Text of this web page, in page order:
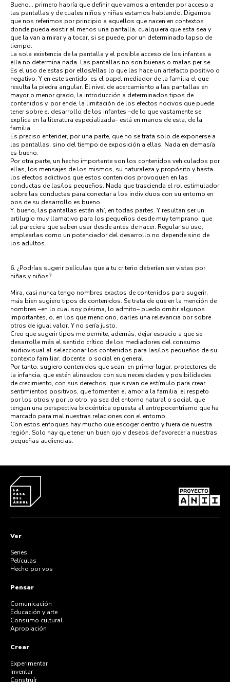
Bueno… primero habría que definir que vamos a entender por acceso a
las pantallas y de cuales niños y niñas estamos hablando. Digamos
que nos referimos por principio a aquellos que nacen en contextos
donde pueda existir al menos una pantalla, cualquiera que esta sea y
que la van a mirar y a tocar, si se puede, por un determinado lapso de
tiempo.
La sola existencia de la pantalla y el posible acceso de los infantes a
ella no determina nada. Las pantallas no son buenas o malas per se.
Es el uso de estas por ellos/ellas lo que las hace un artefacto positivo o
negativo. Y en este sentido, es el papel mediador de la familia el que
resulta la piedra angular. El nivel de acercamiento a las pantallas en
mayor o menor grado, la introducción a determinados tipos de
contenidos y, por ende, la limitación de los efectos nocivos que puede
tener sobre el desarrollo de los infantes –de lo que vastamente se
explica en la literatura especializada– está en manos de esta, de la
familia.
Es preciso entender, por una parte, que no se trata solo de exponerse a
las pantallas, sino del tiempo de exposición a ellas. Nada en demasía
es bueno.
Por otra parte, un hecho importante son los contenidos vehiculados por
ellas, los mensajes de los mismos, su naturaleza y propósito y hasta
los efectos adictivos que estos contenidos provoquen en las
conductas de las/los pequeños. Nada que trascienda el rol estimulador
sobre las conductas para conectar a los individuos con su entorno en
pos de su desarrollo es bueno.
Y, bueno, las pantallas están ahí, en todas partes. Y resultan ser un
artilugio muy llamativo para los pequeños desde muy temprano, que
tal pareciera que saben usar desde antes de nacer. Regular su uso,
emplearlas como un potenciador del desarrollo no depende sino de
los adultos.
6. ¿Podrías sugerir películas que a tu criterio deberían ser vistas por
niñas y niños?
Mira, casi nunca tengo nombres exactos de contenidos para sugerir,
más bien sugiero tipos de contenidos. Se trata de que en la mención de
nombres –en lo cual soy pésima, lo admito– puedo omitir algunos
importantes, o, en los que menciono, darles una relevancia por sobre
otros de igual valor. Y no sería justo.
Creo que sugerir tipos me permite, además, dejar espacio a que se
desarrolle más el sentido crítico de los mediadores del consumo
audiovisual al seleccionar los contenidos para las/los pequeños de su
contexto familiar, docente, o social en general.
Por tanto, sugiero contenidos que sean, en primer lugar, protectores de
la infancia, que estén alineados con sus necesidades y posibilidades
de crecimiento, con sus derechos, que sirvan de estímulo para crear
sentimientos positivos, que fomenten el amor a la familia, el respeto
por los otros y por lo otro, ya sea del entorno natural o social, que
tengan una perspectiva biocéntrica opuesta al antropocentrismo que ha
marcado para mal nuestras relaciones con el entorno.
Con estos enfoques hay mucho que escoger dentro y fuera de nuestra
región. Solo hay que tener un buen ojo y deseos de favorecer a nuestras
pequeñas audiencias.
Ver
Series
Películas
Hecho por vos
Pensar
Comunicación
Educación y arte
Consumo cultural
Apropiación
Crear
Experimentar
Inventar
Construír